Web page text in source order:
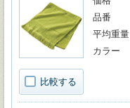
比較する
品番
平均重量
カラー